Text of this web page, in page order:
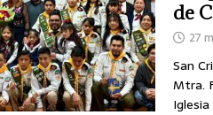
de
27
San
Mtra.